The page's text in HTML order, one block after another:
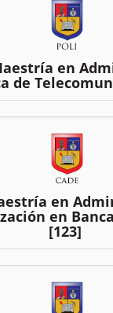
en
de
en
en
[123]